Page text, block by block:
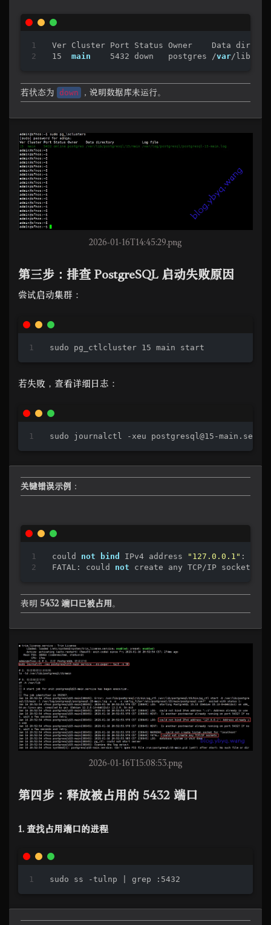
15 main 5432 down   postgres /var/lib/
若状态为 down ，说明数据库未运行。
2026-01-16T14:45:29.png
第三步：排查 PostgreSQL 启动失败原因
尝试启动集群：
sudo pg_ctlcluster 15 main start
若失败，查看详细日志：
sudo journalctl -xeu postgresql@15-
关键错误示例 ：
could not bind IPv4 address "127.0.0.1" :
FATAL: could not create any TCP/IP sockets
表明 5432 端口已被占用。
2026-01-16T15:08:53.png
第四步：释放被占用的 5432 端口
1. 查找占用端口的进程
sudo ss -tulnp | grep :5432